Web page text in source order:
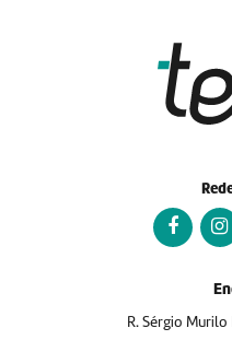
R. Sérgio Murilo